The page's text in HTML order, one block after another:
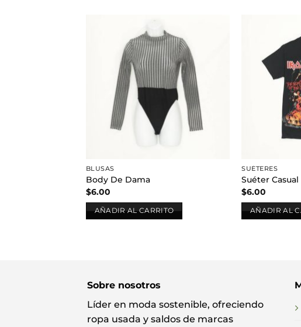
BLUSAS
Body De Dama
$6.00
AÑADIR AL CARRITO
SUÉTERES
Suéter Casual
$6.00
AÑADIR AL
Sobre nosotros
Líder en moda sostenible, ofreciendo
ropa usada y saldos de marcas